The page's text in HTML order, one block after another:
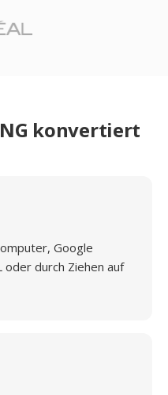
konvertiert
Google
durch Ziehen auf